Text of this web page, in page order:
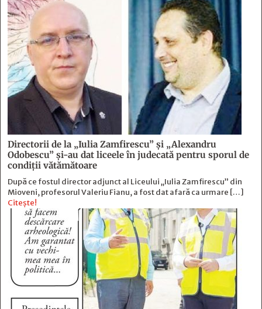
Directorii de la „Iulia Zamfirescu” și „Alexandru
Odobescu” și-au dat liceele în judecată pentru sporul de
condiții vătămătoare
După ce fostul director adjunct al Liceului „Iulia Zamfirescu” din
Mioveni, profesorul Valeriu Fianu, a fost dat afară ca urmare […]
Citește!